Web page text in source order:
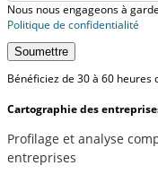
Nous nous engageons à
Politique de confidentialité
Soumettre
Bénéficiez de 30 à 60 heures
Cartographie des
Profilage et analyse
entreprises